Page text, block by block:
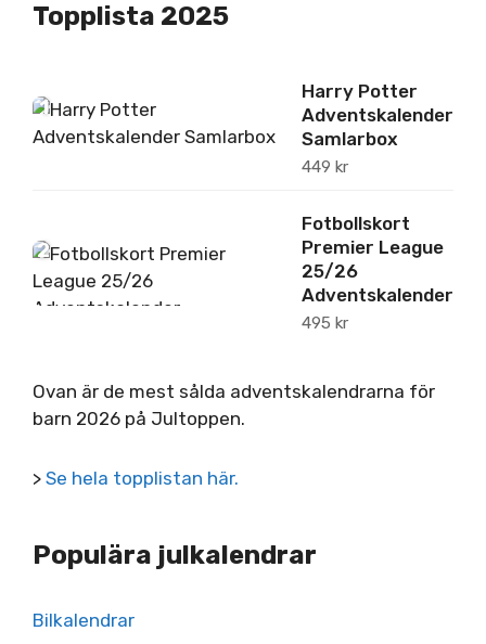
Topplista 2025
1
Harry Potter
Adventskalender
Samlarbox
449 kr
2
Fotbollskort
Premier League
25/26
Adventskalender
495 kr
Ovan är de mest sålda adventskalendrarna för
barn 2026 på Jultoppen.
> Se hela topplistan här.
Populära julkalendrar
Bilkalendrar